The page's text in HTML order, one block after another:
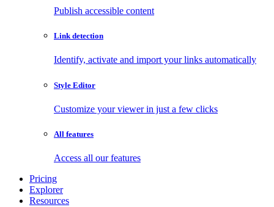
Publish accessible content
Link detection
Identify, activate and import your links automatically
Style Editor
Customize your viewer in just a few clicks
All features
Access all our features
Pricing
Explorer
Resources